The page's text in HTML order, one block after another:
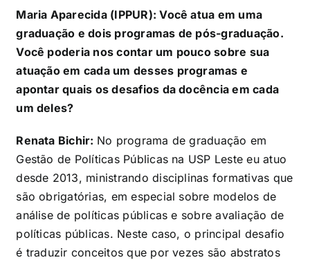
Maria Aparecida (IPPUR): Você atua em uma
graduação e dois programas de pós-graduação.
Você poderia nos contar um pouco sobre sua
atuação em cada um desses programas e
apontar quais os desafios da docência em cada
um deles?
Renata Bichir: No programa de graduação em
Gestão de Políticas Públicas na USP Leste eu atuo
desde 2013, ministrando disciplinas formativas que
são obrigatórias, em especial sobre modelos de
análise de políticas públicas e sobre avaliação de
políticas públicas. Neste caso, o principal desafio
é traduzir conceitos que por vezes são abstratos